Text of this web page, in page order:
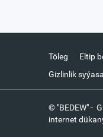
Töleg Eltip
Gizlinlik
© "BEDEW" -
internet